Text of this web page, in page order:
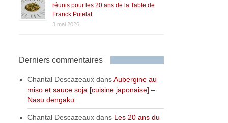
réunis pour les 20 ans de la Table de
Franck Putelat
3 mai 2026
Derniers commentaires
Chantal Descazeaux dansAubergine au
miso et sauce soja [cuisine japonaise] –
Nasu dengaku
Chantal Descazeaux dans Les 20 ans du